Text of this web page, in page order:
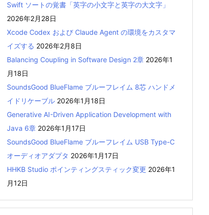
Swift ソートの覚書「英字の小文字と英字の大文字」
2026年2月28日
Xcode Codex および Claude Agent の環境をカスタマ
イズする 2026年2月8日
Balancing Coupling in Software Design 2章 2026年1
月18日
SoundsGood BlueFlame ブルーフレイム 8芯 ハンドメ
イドリケーブル 2026年1月18日
Generative AI-Driven Application Development with
Java 6章 2026年1月17日
SoundsGood BlueFlame ブルーフレイム USB Type-C
オーディオアダプタ 2026年1月17日
HHKB Studio ポインティングスティック変更 2026年1
月12日